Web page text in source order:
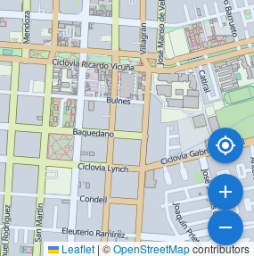
Leaflet | ©OpenStreetMapcontributors